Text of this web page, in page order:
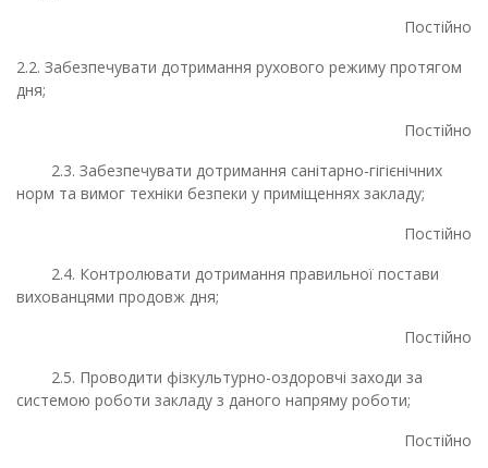
Постійно
2.2. Забезпечувати дотримання рухового режиму протягом
дня;
Постійно
2.3. Забезпечувати дотримання санітарно-гігієнічних
норм та вимог техніки безпеки у приміщеннях закладу;
Постійно
2.4. Контролювати дотримання правильної постави
вихованцями продовж дня;
Постійно
2.5. Проводити фізкультурно-оздоровчі заходи за
системою роботи закладу з даного напряму роботи;
Постійно